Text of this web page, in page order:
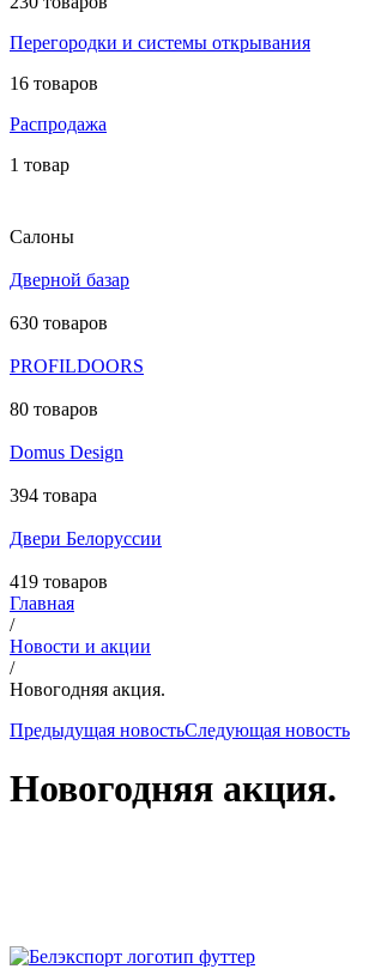
Перегородки и системы открывания
16 товаров
Распродажа
1 товар
Салоны
Дверной базар
630 товаров
PROFILDOORS
80 товаров
Domus Design
394 товара
Двери Белоруссии
419 товаров
Главная
/
Новости и акции
/
Новогодняя акция.
Предыдущая новостьСледующая новость
Новогодняя акция.